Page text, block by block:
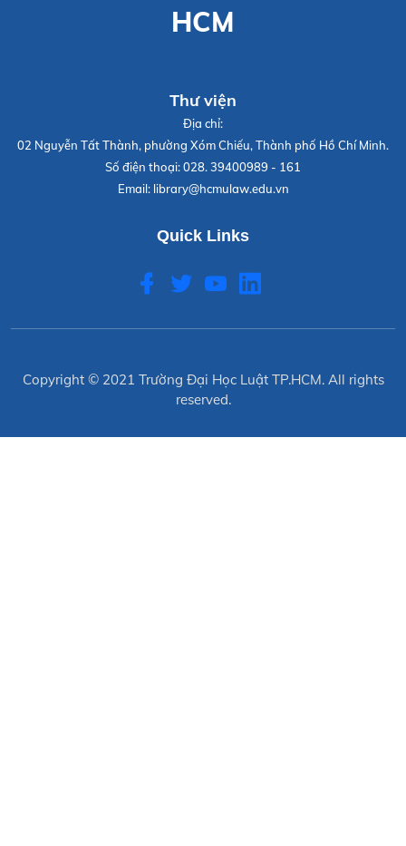
HCM
Thư viện
Địa chỉ:
02 Nguyễn Tất Thành, phường Xóm Chiếu, Thành phố Hồ Chí Minh.
Số điện thoại:028. 39400989 - 161
Email: library@hcmulaw.edu.vn
Quick Links
Copyright © 2021 Trường Đại Học Luật TP.HCM. All rights
reserved.